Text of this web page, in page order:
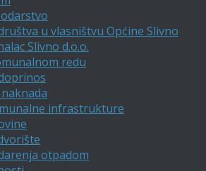
u vlasništvu Općine Slivno
Slivno d.o.o.
redu
infrastrukture
otpadom